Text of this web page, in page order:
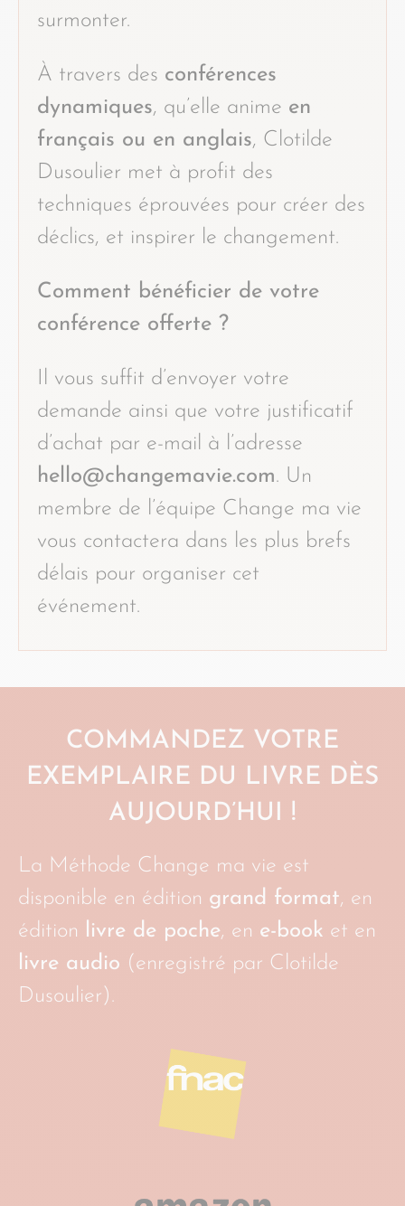
surmonter.
À travers des conférences
dynamiques, qu’elle anime en
français ou en anglais, Clotilde
Dusoulier met à profit des
techniques éprouvées pour créer des
déclics, et inspirer le changement.
Comment bénéficier de votre
conférence offerte ?
Il vous suffit d’envoyer votre
demande ainsi que votre justificatif
d’achat par e-mail à l’adresse
hello@changemavie.com. Un
membre de l’équipe Change ma vie
vous contactera dans les plus brefs
délais pour organiser cet
événement.
COMMANDEZ VOTRE
EXEMPLAIRE DU LIVRE DÈS
AUJOURD’HUI !
La Méthode Change ma vie est
disponible en édition grand format, en
édition livre de poche, en e-book et en
livre audio (enregistré par Clotilde
Dusoulier).